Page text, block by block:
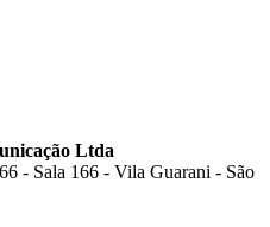
Ltda
- Sala 166 - Vila Guarani - São